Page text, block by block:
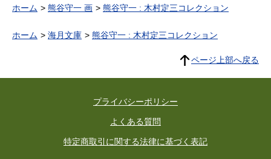
ホーム 熊谷守一 画 熊谷守一 : 木村定三コレクション
ホーム 海月文庫 熊谷守一 : 木村定三コレクション
ページ上部へ戻る
プライバシーポリシー
よくある質問
特定商取引に関する法律に基づく表記